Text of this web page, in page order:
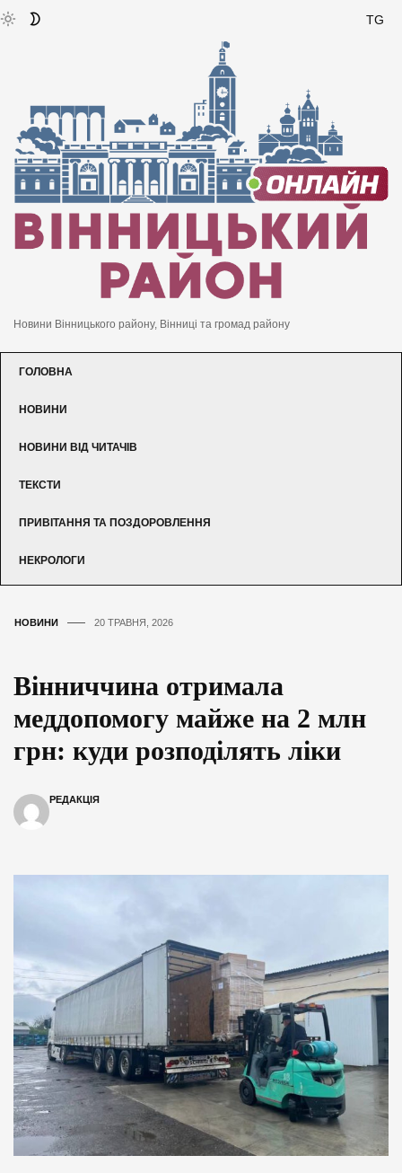
TG
Новини Вінницького району, Вінниці та громад району
ГОЛОВНА
НОВИНИ
НОВИНИ ВІД ЧИТАЧІВ
ТЕКСТИ
ПРИВІТАННЯ ТА ПОЗДОРОВЛЕННЯ
НЕКРОЛОГИ
НОВИНИ 20 ТРАВНЯ, 2026
Вінниччина отримала
меддопомогу майже на 2 млн
грн: куди розподілять ліки
РЕДАКЦІЯ